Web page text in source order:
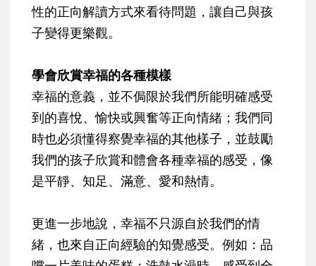
性的正向解讀方式來看待問題，讓自己與孩
子變得更樂觀。
學會欣賞幸福的各種模樣
幸福的意義，並不侷限於我們所能明確感受
到的喜悅、愉快或興奮等正向情緒；我們同
時也必須懂得察覺幸福的其他樣子，並鼓勵
我們的孩子欣賞和體會各種幸福的感受，像
是平靜、知足、滿意、愛和熱情。
更進一步地說，幸福不只源自於我們的情
緒，也來自正向經驗的知覺感受。例如：品